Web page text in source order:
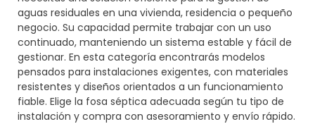
aguas residuales en una vivienda, residencia o pequeño
negocio. Su capacidad permite trabajar con un uso
continuado, manteniendo un sistema estable y fácil de
gestionar. En esta categoría encontrarás modelos
pensados para instalaciones exigentes, con materiales
resistentes y diseños orientados a un funcionamiento
fiable. Elige la fosa séptica adecuada según tu tipo de
instalación y compra con asesoramiento y envío rápido.